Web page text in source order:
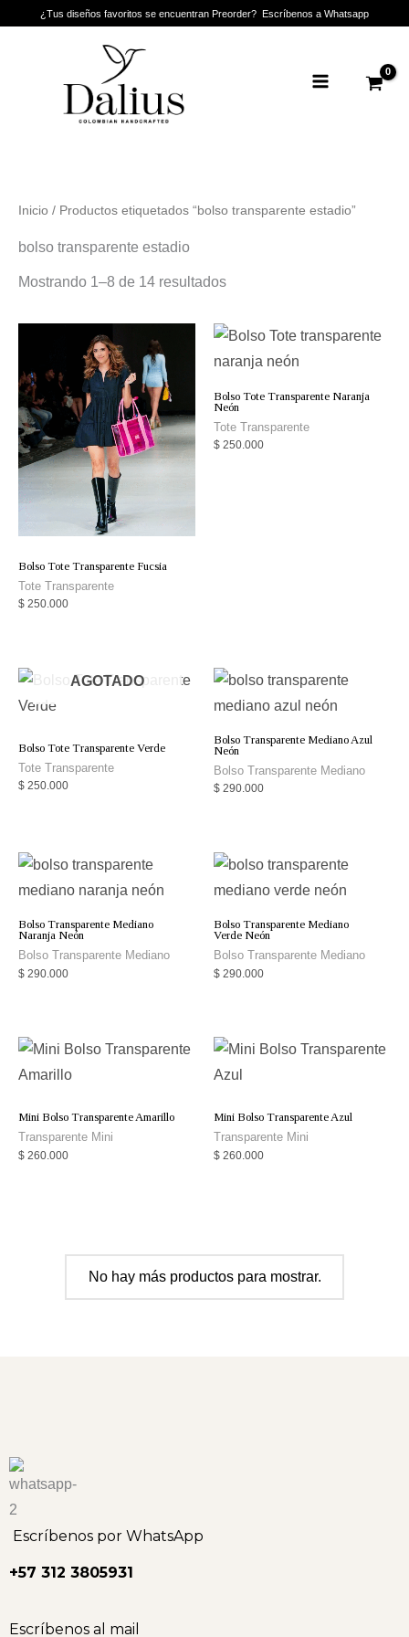
¿Tus diseños favoritos se encuentran Preorder? Escríbenos a Whatsapp
Menu
Inicio / Productos etiquetados “bolso transparente estadio”
bolso transparente estadio
Mostrando 1–8 de 14 resultados
Bolso Tote Transparente Fucsia
Tote Transparente
$ 250.000
Bolso Tote Transparente Naranja
Neón
Tote Transparente
$ 250.000
AGOTADO
Bolso Tote Transparente Verde
Tote Transparente
$ 250.000
Bolso Transparente Mediano Azul
Neón
Bolso Transparente Mediano
$ 290.000
Bolso Transparente Mediano
Naranja Neón
Bolso Transparente Mediano
$ 290.000
Bolso Transparente Mediano
Verde Neón
Bolso Transparente Mediano
$ 290.000
Mini Bolso Transparente Amarillo
Transparente Mini
$ 260.000
Mini Bolso Transparente Azul
Transparente Mini
$ 260.000
No hay más productos para mostrar.
Escríbenos por WhatsApp
+57 312 3805931
Escríbenos al mail